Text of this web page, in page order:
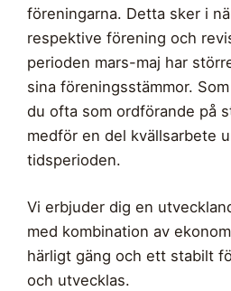
föreningarna. Detta sker i
respektive förening och
perioden mars-maj har
sina föreningsstämmor.
du ofta som ordförande på
medför en del kvällsarbete
tidsperioden.
Vi erbjuder dig en
med kombination av
härligt gäng och ett stabilt
och utvecklas.